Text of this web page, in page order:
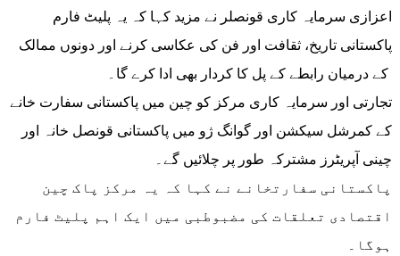
اعزازی سرمایہ کاری قونصلر نے مزید کہا کہ یہ پلیٹ فارم
پاکستانی تاریخ، ثقافت اور فن کی عکاسی کرنے اور دونوں ممالک
تجارتی اور سرمایہ کاری مرکز کو چین میں پاکستانی سفارت خانے
کے کمرشل سیکشن اور گوانگ ژو میں پاکستانی قونصل خانہ اور
چینی آپریٹرز مشترکہ طور پر چلائیں گے۔
پاکستانی سفارتخانے نے کہا کہ یہ مرکز پاک چین
اقتصادی تعلقات کی مضبوطبی میں ایک اہم پلیٹ فارم
ہوگا۔